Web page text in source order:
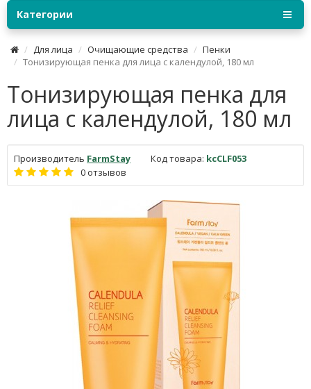
Категории
Для лица Очищающие средства
Пенки
Тонизирующая пенка для лица с календулой, 180 мл
Тонизирующая пенка для
лица с календулой, 180 мл
Производитель FarmStay Код товара: kcCLF053
0 отзывов